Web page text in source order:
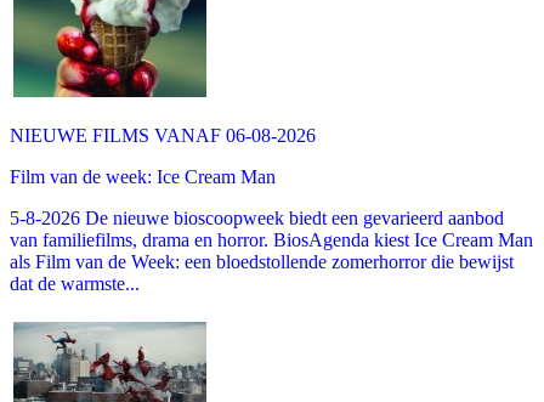
NIEUWE FILMS VANAF 06-08-2026
Film van de week: Ice Cream Man
5-8-2026 De nieuwe bioscoopweek biedt een gevarieerd aanbod
van familiefilms, drama en horror. BiosAgenda kiest Ice Cream Man
als Film van de Week: een bloedstollende zomerhorror die bewijst
dat de warmste...